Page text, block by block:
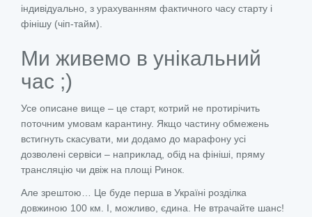
індивідуально, з урахуванням фактичного часу старту і
фінішу (чіп-тайм).
Ми живемо в унікальний
час ;)
Усе описане вище – це старт, котрий не протирічить
поточним умовам карантину. Якщо частину обмежень
встигнуть скасувати, ми додамо до марафону усі
дозволені сервіси – наприклад, обід на фініші, пряму
трансляцію чи двіж на площі Ринок.
Але зрештою… Це буде перша в Україні розділка
довжиною 100 км. І, можливо, єдина. Не втрачайте шанс!